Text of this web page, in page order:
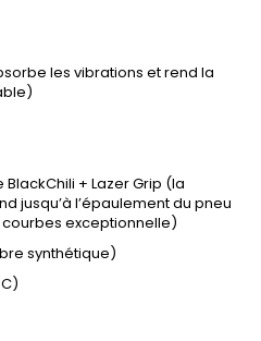
les vibrations et rend la
+ Lazer Grip (la
jusqu’à l’épaulement du pneu
exceptionnelle)
synthétique)